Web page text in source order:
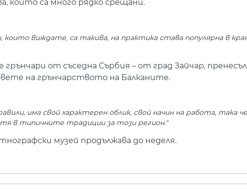
които са много рядко срещани.
които виждате, са такива, на практика става популярна в
от съседна Сърбия – от град Зайчар,
на грънчарството на Балканите.
има свой характерен облик, свой начин на работа, така че
в типичните традиции за този регион."
музей продължава до неделя.